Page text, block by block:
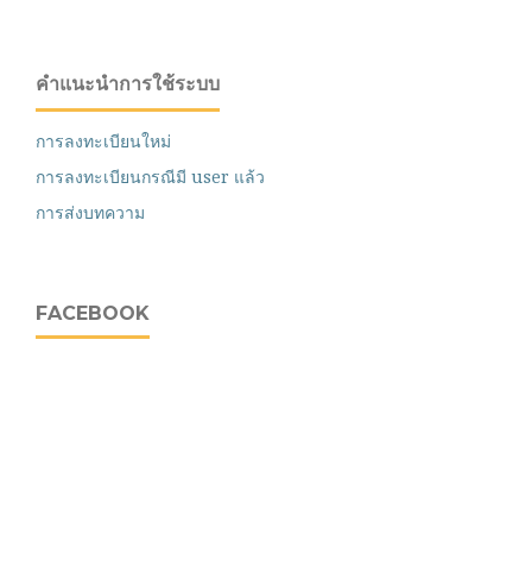
คำแนะนำการใช้ระบบ
การลงทะเบียนใหม่
การลงทะเบียนกรณีมี user แล้ว
การส่งบทความ
FACEBOOK